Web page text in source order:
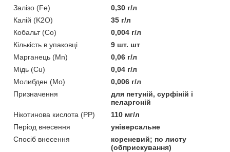
Залізо (Fe)
0,30 г/л
Калій (K2O)
35 г/л
Кобальт (Со)
0,004 г/л
Кількість в упаковці
9 шт. шт
Марганець (Mn)
0,06 г/л
Мідь (Cu)
0,04 г/л
Молибден (Mo)
0,006 г/л
Призначення
для петуній, сурфіній і
пеларгоній
Нікотинова кислота (РР)
110 мг/л
Період внесення
універсальне
Спосіб внесення
кореневий; по листу
(обприскування)